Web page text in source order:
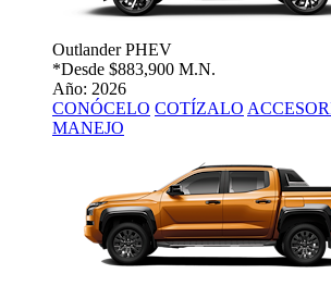
Outlander PHEV
*Desde $883,900 M.N.
Año: 2026
CONÓCELO COTÍZALO
MANEJO